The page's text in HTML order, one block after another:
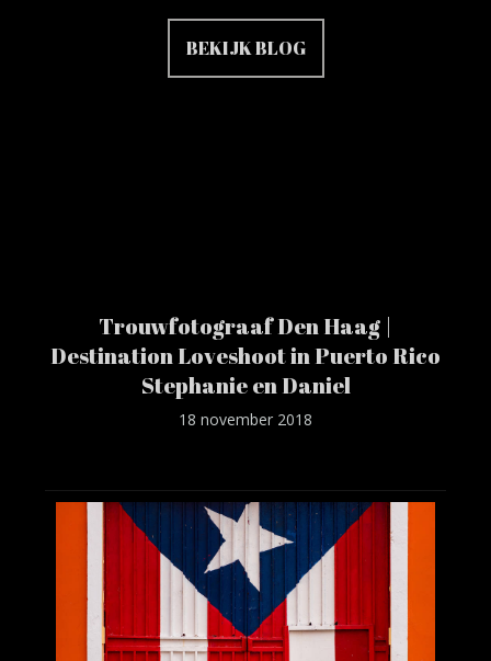
BEKIJK BLOG
Trouwfotograaf Den Haag |
Destination Loveshoot in Puerto Rico
Stephanie en Daniel
18 november 2018